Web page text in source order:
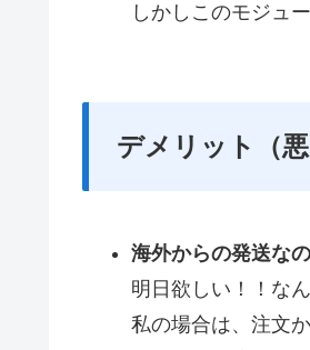
しかしこのモジュ
デメリット（悪
海外からの発送な
明日欲しい！！な
私の場合は、注文